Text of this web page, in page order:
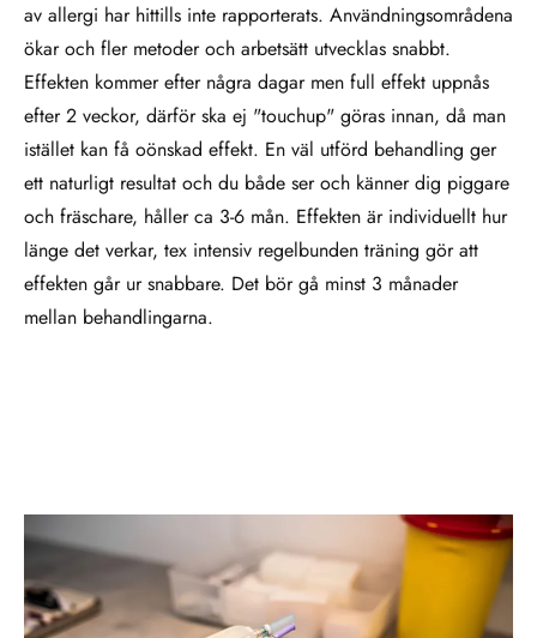
av allergi har hittills inte rapporterats. Användningsområdena
ökar och fler metoder och arbetsätt utvecklas snabbt.
Effekten kommer efter några dagar men full effekt uppnås
efter 2 veckor, därför ska ej "touchup" göras innan, då man
istället kan få oönskad effekt. En väl utförd behandling ger
ett naturligt resultat och du både ser och känner dig piggare
och fräschare, håller ca 3-6 mån. Effekten är individuellt hur
länge det verkar, tex intensiv regelbunden träning gör att
effekten går ur snabbare. Det bör gå minst 3 månader
mellan behandlingarna.